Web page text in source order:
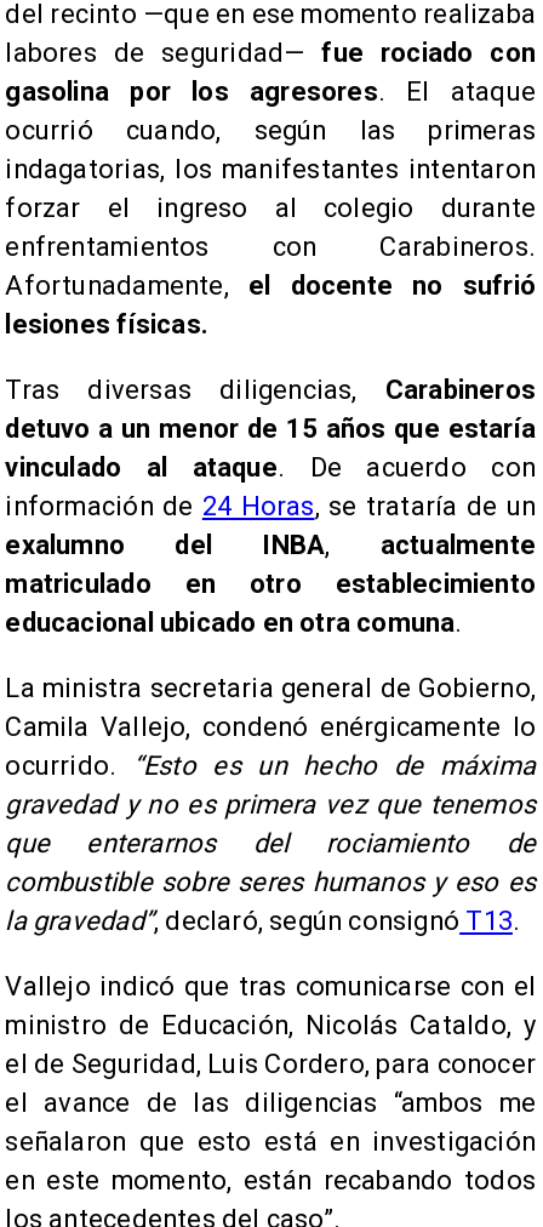
del recinto —que en ese momento realizaba
labores de seguridad—fue rociado con
gasolina por los agresores. El ataque
ocurrió cuando, según las primeras
indagatorias, los manifestantes intentaron
forzar el ingreso al colegio durante
enfrentamientos con Carabineros.
Afortunadamente, el docente no sufrió
lesiones físicas.
Tras diversas diligencias, Carabineros
detuvo a un menor de 15 años que estaría
vinculado al ataque. De acuerdo con
información de 24 Horas, se trataría de un
exalumno del INBA, actualmente
matriculado en otro establecimiento
educacional ubicado en otra comuna.
La ministra secretaria general de Gobierno,
Camila Vallejo, condenó enérgicamente lo
ocurrido.
“Esto es un hecho de máxima
gravedad y no es primera vez que tenemos
que enterarnos del rociamiento de
combustible sobre seres humanos y eso es
la gravedad”, declaró, según consignó T13.
Vallejo indicó que tras comunicarse con el
ministro de Educación, Nicolás Cataldo, y
el de Seguridad, Luis Cordero, para conocer
el avance de las diligencias “ambos me
señalaron que esto está en investigación
en este momento, están recabando todos
los antecedentes del caso”.